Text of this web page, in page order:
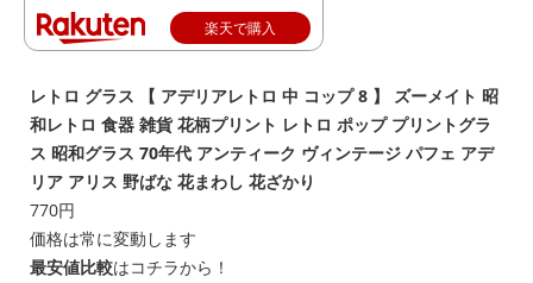
楽天で購入
レトロ グラス 【 アデリアレトロ 中 コップ 8 】 ズーメイト 昭
和レトロ 食器 雑貨 花柄プリント レトロ ポップ プリントグラ
ス 昭和グラス 70年代 アンティーク ヴィンテージ パフェ アデ
リア アリス 野ばな 花まわし 花ざかり
770円
価格は常に変動します
最安値比較はコチラから！